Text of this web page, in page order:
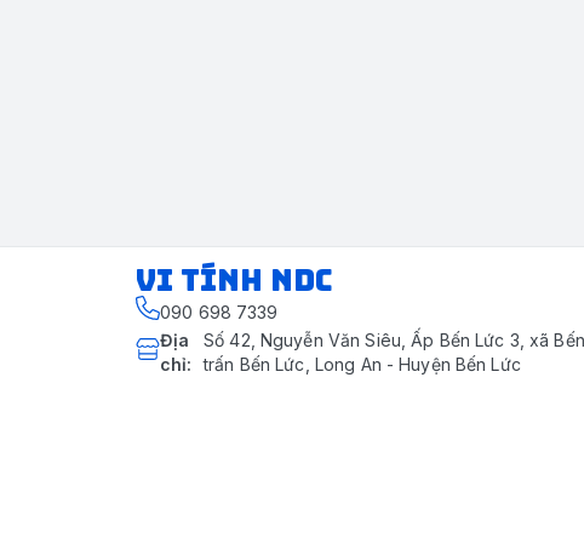
VI TÍNH NDC
090 698 7339
Địa
chỉ:
Số 42, Nguyễn Văn Siêu, Ấp Bến Lức 3, xã
trấn Bến Lức, Long An - Huyện Bến Lức